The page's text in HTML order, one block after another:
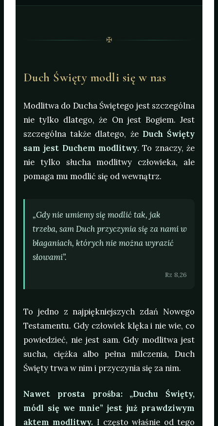
✠
Duch Święty modli się w nas
Modlitwa do Ducha Świętego jest szczególna
nie tylko dlatego, że On jest Bogiem. Jest
szczególna także dlatego, że Duch Święty
sam jest Duchem modlitwy. To znaczy, że
nie tylko słucha modlitwy człowieka, ale
pomaga mu modlić się od wewnątrz.
„Gdy nie umiemy się modlić tak, jak
trzeba, sam Duch przyczynia się za nami w
błaganiach, których nie można wyrazić
słowami”.
Rz 8,26
To jedno z najpiękniejszych zdań Nowego
Testamentu. Gdy człowiek klęka i nie wie, co
powiedzieć, nie jest sam. Gdy modlitwa jest
sucha, ciężka albo pełna milczenia, Duch
Święty trwa w nim i przyczynia się za nim.
Nawet prosta prośba: „Duchu Święty,
módl się we mnie” jest już prawdziwym
aktem modlitwy. I często właśnie od tego